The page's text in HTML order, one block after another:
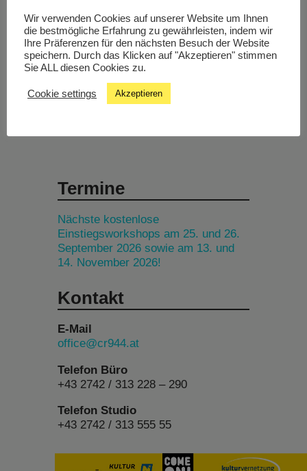
Livestream
Studiochat
Termine
Nächste kostenlose
Einstiegsworkshops am 25. und 26.
September 2026 sowie am 13. und
14. November 2026!
Kontakt
E-Mail
office@cr944.at
Telefon Büro
+43 2742 / 313 228 – 290
Telefon Studio
+43 2742 / 313 555 55
Wir verwenden Cookies auf unserer Website um Ihnen
die bestmögliche Erfahrung zu gewährleisten, indem wir
Ihre Präferenzen für den nächsten Besuch der Website
speichern. Durch das Klicken auf "Akzeptieren" stimmen
Sie ALL diesen Cookies zu.
Cookie settings Akzeptieren